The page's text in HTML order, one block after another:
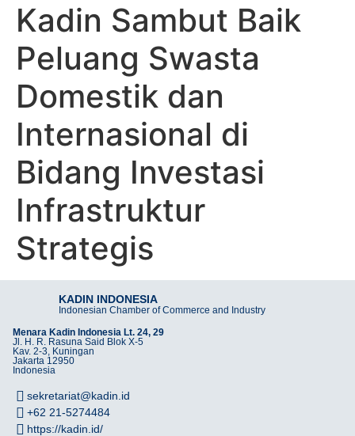
Kadin Sambut Baik
Peluang Swasta
Domestik dan
Internasional di
Bidang Investasi
Infrastruktur
Strategis
KADIN INDONESIA
Indonesian Chamber of Commerce and Industry
Menara Kadin Indonesia Lt. 24, 29
Jl. H. R. Rasuna Said Blok X-5
Kav. 2-3, Kuningan
Jakarta 12950
Indonesia
sekretariat@kadin.id
+62 21-5274484
https://kadin.id/